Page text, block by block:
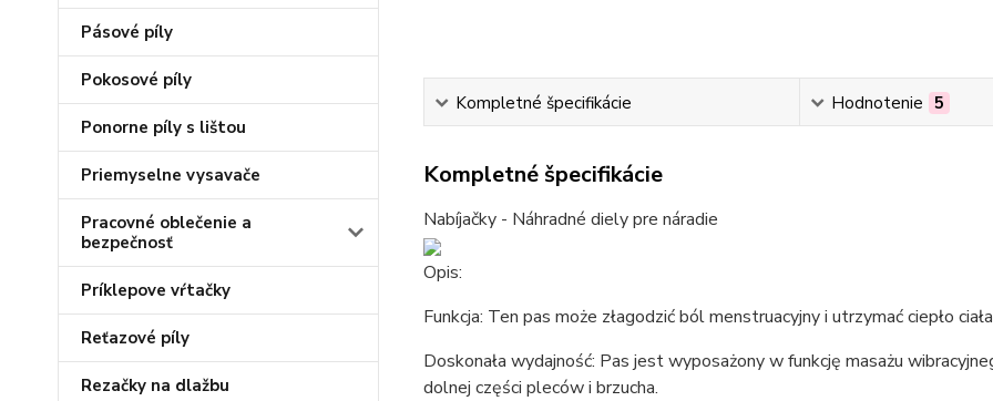
Pásové píly
Pokosové píly
Ponorne píly s lištou
Priemyselne vysavače
Pracovné oblečenie a
bezpečnosť
Príklepove vŕtačky
Reťazové píly
Rezačky na dlažbu
Kompletné špecifikácie Hodnotenie 5
Kompletné špecifikácie
Nabíjačky - Náhradné diely pre náradie
Opis:
Funkcja: Ten pas może złagodzić ból menstruacyjny i utrzymać ciepło
Doskonała wydajność: Pas jest wyposażony w funkcję masażu
dolnej części pleców i brzucha.